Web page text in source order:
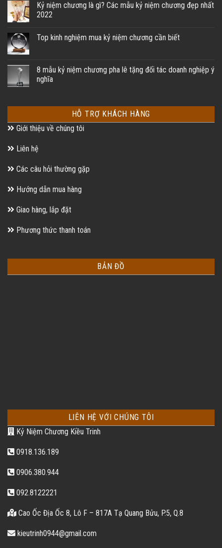
Kỷ niệm chương là gì? Các mẫu kỷ niệm chương đẹp nhất
2022
Top kinh nghiệm mua kỷ niệm chương cần biết
8 mẫu kỷ niệm chương pha lê tặng đối tác doanh nghiệp ý
nghĩa
HỖ TRỢ KHÁCH HÀNG
Giới thiệu về chúng tôi
Liên hệ
Các câu hỏi thường gặp
Hướng dẫn mua hàng
Giao hàng, lắp đặt
Phương thức thanh toán
BẢN ĐỒ
LIÊN HỆ VỚI CHÚNG TÔI
Kỷ Niệm Chương Kiều Trinh
0918.136.189
0906.380.944
092.8122221
Cao Ốc Địa Ốc 8, Lô F – 817A Tạ Quang Bửu, P.5, Q.8
kieutrinh0944@gmail.com